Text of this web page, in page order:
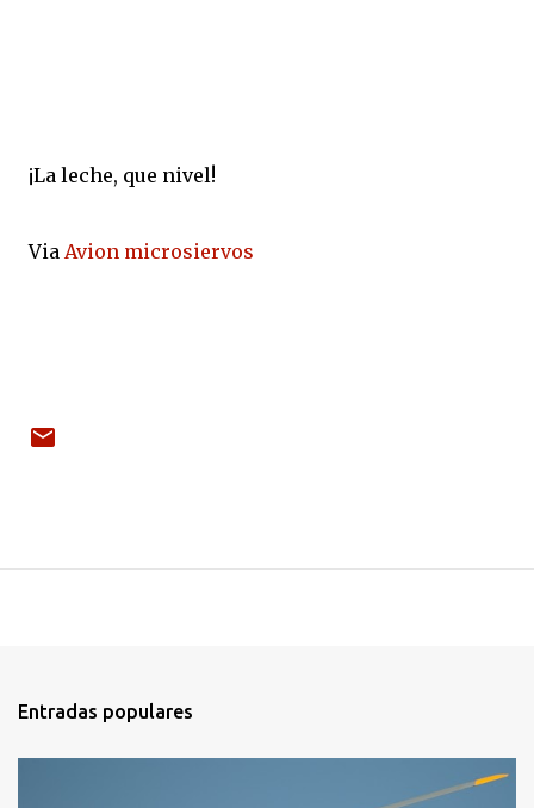
¡La leche, que nivel!
Via Avion microsiervos
Entradas populares